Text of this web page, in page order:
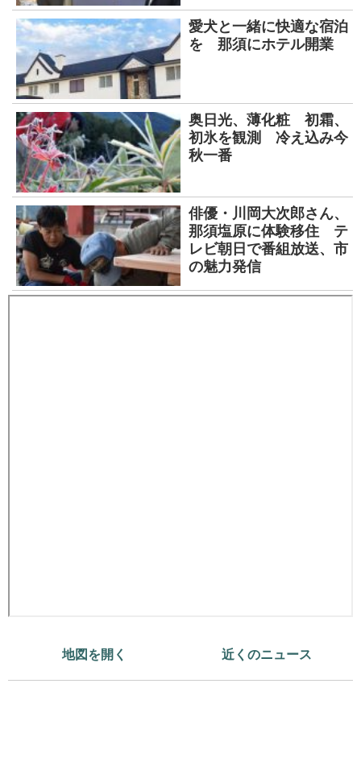
愛犬と一緒に快適な宿泊
を 那須にホテル開業
奥日光、薄化粧 初霜、
初氷を観測 冷え込み今
秋一番
俳優・川岡大次郎さん、
那須塩原に体験移住 テ
レビ朝日で番組放送、市
の魅力発信
地図を開く 近くのニュース